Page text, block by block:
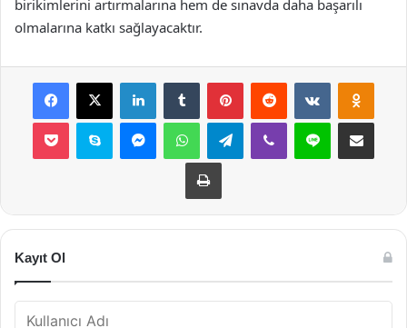
birikimlerini artırmalarına hem de sınavda daha başarılı
olmalarına katkı sağlayacaktır.
Facebook
X LinkedInTumblr PinterestReddit VKontakte
Pocket Skype MessengerWhatsAppTelegramViber Line E-Posta ile
Yazdır
Kayıt Ol